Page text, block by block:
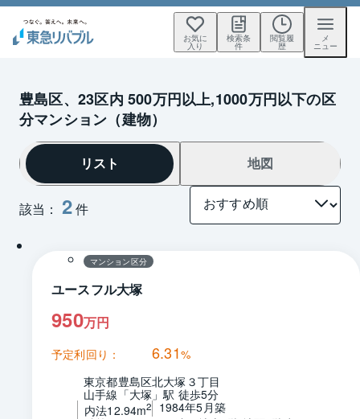
お気に
入り
検索条
件
閲覧履
歴
メ
ニュー
豊島区、23区内 500万円以上,1000万円以下の区
分マンション（建物）
該当： 2件
リスト 地図
1 / 0 間取り
マンション区分
ユースフル大塚
950万円
予定利回り： 6.31%
東京都豊島区北大塚３丁目
山手線「大塚」駅 徒歩5分
内法12.94m2
1984年5月築